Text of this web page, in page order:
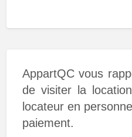
AppartQC vous
de visiter la
locateur en
paiement.